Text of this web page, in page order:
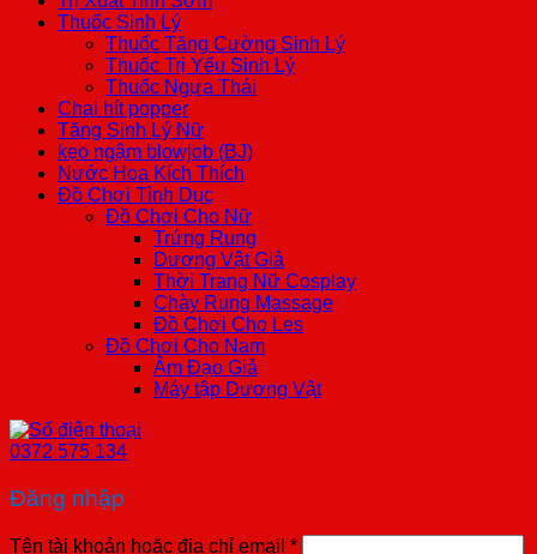
Thuốc Sinh Lý
Thuốc Tăng Cường Sinh Lý
Thuốc Trị Yếu Sinh Lý
Thuốc Ngựa Thái
Chai hít popper
Tăng Sinh Lý Nữ
kẹo ngậm blowjob (BJ)
Nước Hoa Kích Thích
Đồ Chơi Tình Dục
Đồ Chơi Cho Nữ
Trứng Rung
Dương Vật Giả
Thời Trang Nữ Cosplay
Chày Rung Massage
Đồ Chơi Cho Les
Đồ Chơi Cho Nam
Âm Đạo Giả
Máy tập Dương Vật
0372 575 134
Đăng nhập
Tên tài khoản hoặc địa chỉ email *